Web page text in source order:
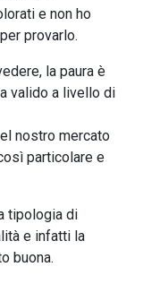
e non ho
provarlo.
la paura è
valido a livello di
nostro mercato
particolare e
tipologia di
e infatti la
buona.